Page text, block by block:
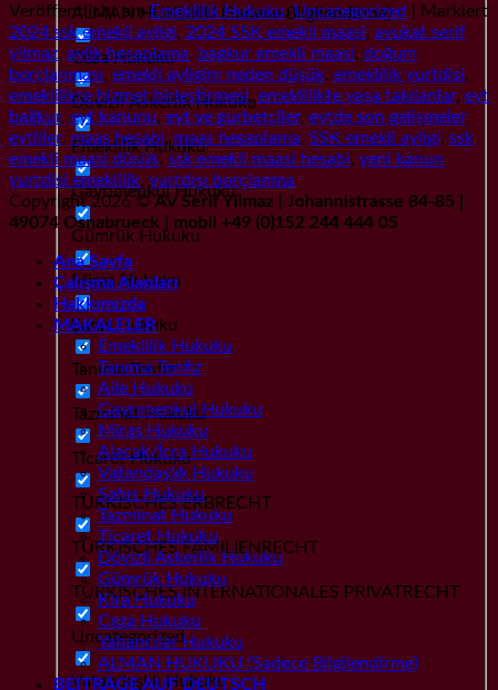
ALMAN HUKUKU (Sadece Bilgilendirme)
Ceza Hukuku
Dövizli Askerlik Hukuku
Emeklilik Hukuku
Gayrımenkul Hukuku
Gümrük Hukuku
Miras Hukuku
Şahıs Hukuku
Tanıma Tenfiz
Tazminat Hukuku
Ticaret Hukuku
TÜRKISCHES ERBRECHT
TÜRKISCHES FAMILIENRECHT
TÜRKISCHES INTERNATIONALES PRIVATRECHT
Uncategorized
Vatandaşlık Hukuku
Veröffentlicht amEmeklilik Hukuku,Uncategorized
Markiert
2024 ssk emekli ayligi, 2024 SSK emekli maasi, avukat serif
yilmaz, aylik hesaplama, bagkur emekli maasi, doğum
borçlanması, emekli ayligim neden düşük, emeklilik yurtdisi,
emeklilikte hizmet birleştirmesi,emeklilikte yaşa takılanlar, eyt
bağkur, eyt kanunu, eyt ve gurbetciler, eytde son gelişmeler,
eytliler, maas hesabi,maas hesaplama, SSK emekli ayligi, ssk
emekli maasi düsük, ssk emekli maasi hesabi, yeni kanun
yurtdisi emeklilik, yurtdışı borçlanma
Copyright 2026 ©AV Serif Yilmaz | Johannistrasse 84-85 |
49074 Osnabrueck | mobil +49 (0)152 244 444 05
Ana Sayfa
Çalışma Alanları
Hakkımızda
MAKALELER
Emeklilik Hukuku
Tanıma Tenfiz
Aile Hukuku
Gayrımenkul Hukuku
Miras Hukuku
Alacak/İcra Hukuku
Vatandaşlık Hukuku
Şahıs Hukuku
Tazminat Hukuku
Ticaret Hukuku
Dövizli Askerlik Hukuku
Gümrük Hukuku
Kira Hukuku
Ceza Hukuku
Yabancılar Hukuku
ALMAN HUKUKU (Sadece Bilgilendirme)
BEITRÄGE AUF DEUTSCH